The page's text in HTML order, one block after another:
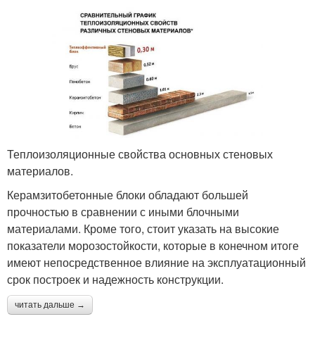
Теплоизоляционные свойства основных стеновых
материалов.
Керамзитобетонные блоки обладают большей
прочностью в сравнении с иными блочными
материалами. Кроме того, стоит указать на высокие
показатели морозостойкости, которые в конечном итоге
имеют непосредственное влияние на эксплуатационный
срок построек и надежность конструкции.
читать дальше →